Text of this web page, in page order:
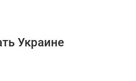
Украине